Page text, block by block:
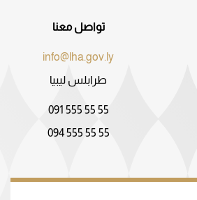
تواصل معنا
info@lha.gov.ly
طرابلس ليبيا
091 555 55 55
094 555 55 55